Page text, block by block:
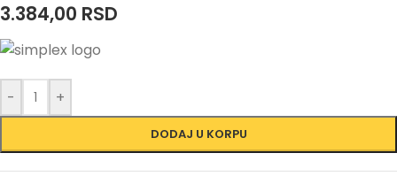
3.384,00 RSD
- +
DODAJ U KORPU